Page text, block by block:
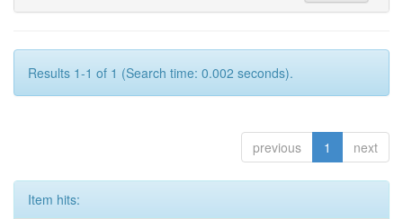
Results 1-1 of 1 (Search time: 0.002 seconds).
previous 1 next
Item hits: